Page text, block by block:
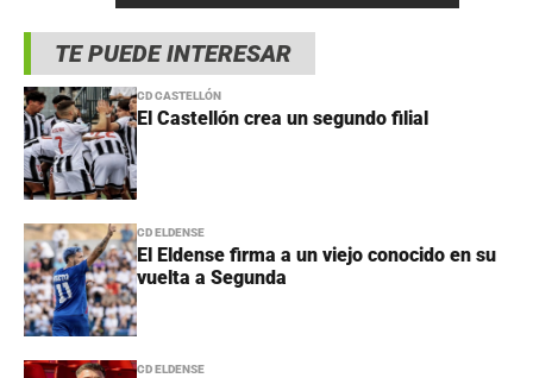
TE PUEDE INTERESAR
CD CASTELLÓN
El Castellón crea un segundo filial
CD ELDENSE
El Eldense firma a un viejo conocido en su
vuelta a Segunda
CD ELDENSE